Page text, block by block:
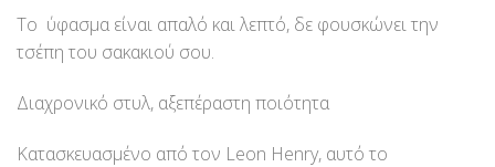
Το ύφασμα είναι απαλό και λεπτό, δε φουσκώνει την
τσέπη του σακακιού σου.
Διαχρονικό στυλ, αξεπέραστη ποιότητα
Κατασκευασμένο από τον Leon Henry, αυτό το